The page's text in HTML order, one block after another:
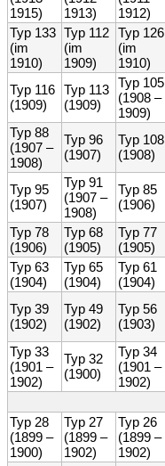
1915)
1913)
1912)
Typ 133
(im
1910)
Typ 112
(im
1909)
Typ 126
(im
1910)
Typ 116
(1909)
Typ 113
(1909)
Typ 105
(1908 –
1909)
Typ 88
(1907 –
1908)
Typ 96
(1907)
Typ 108
(1908)
Typ 95
(1907)
Typ 91
(1907 –
1908)
Typ 85
(1906)
Typ 78
(1906)
Typ 68
(1905)
Typ 77
(1905)
Typ 63
(1904)
Typ 65
(1904)
Typ 61
(1904)
Typ 39
(1902)
Typ 49
(1902)
Typ 56
(1903)
Typ 33
(1901 –
1902)
Typ 32
(1900)
Typ 34
(1901 –
1902)
Typ 28
(1899 –
1900)
Typ 27
(1899 –
1902)
Typ 26
(1899 –
1902)